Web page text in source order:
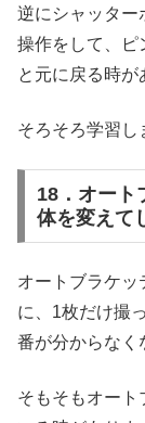
逆にシャッター
操作をして、ピ
と元に戻る時が
そろそろ学習し
18．オート
体を変えて
オートブラケッ
に、1枚だけ撮
番が分からなく
そもそもオート